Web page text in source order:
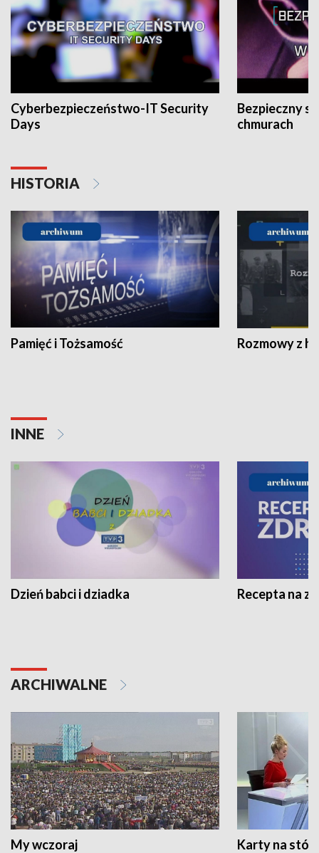
Cyberbezpieczeństwo-IT Security
Days
Bezpieczny
chmurach
HISTORIA
Pamięć i Tożsamość Rozmowy z
INNE
Dzień babci i dziadka Recepta na
ARCHIWALNE
My wczoraj Karty na